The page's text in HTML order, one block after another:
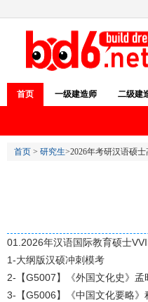
首页 一级建造师 二级建
首页 > 研究生>2026年考研汉语硕
01.2026年汉语国际教育硕士
1-大纲版汉硕冲刺模考
2-【G5007】《外国文化史》孟
3-【G5006】《中国文化要略》